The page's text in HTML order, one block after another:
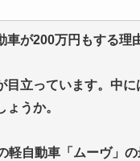
が200万円もする理
目立っています。中
うか。
軽自動車「ムーヴ」